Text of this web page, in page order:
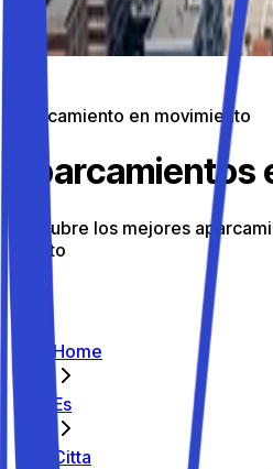
Aparcamiento en movimiento
Aparcamientos
Descubre los mejores
Parkito
Home
Es
Citta